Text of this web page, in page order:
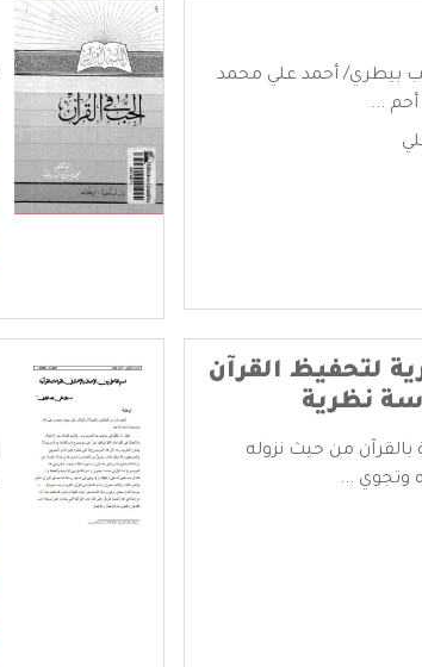
بيطري/ أحمد علي محمد
...
لتحفيظ القرآن
نظرية
بالقرآن من حيث نزوله
وتجوي ...